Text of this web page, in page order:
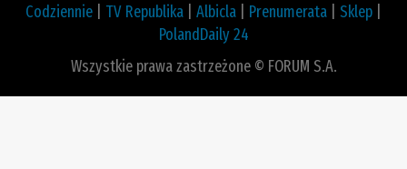
Codziennie
TV Republika Albicla Prenumerata Sklep
PolandDaily 24
Wszystkie prawa zastrzeżone © FORUM S.A.